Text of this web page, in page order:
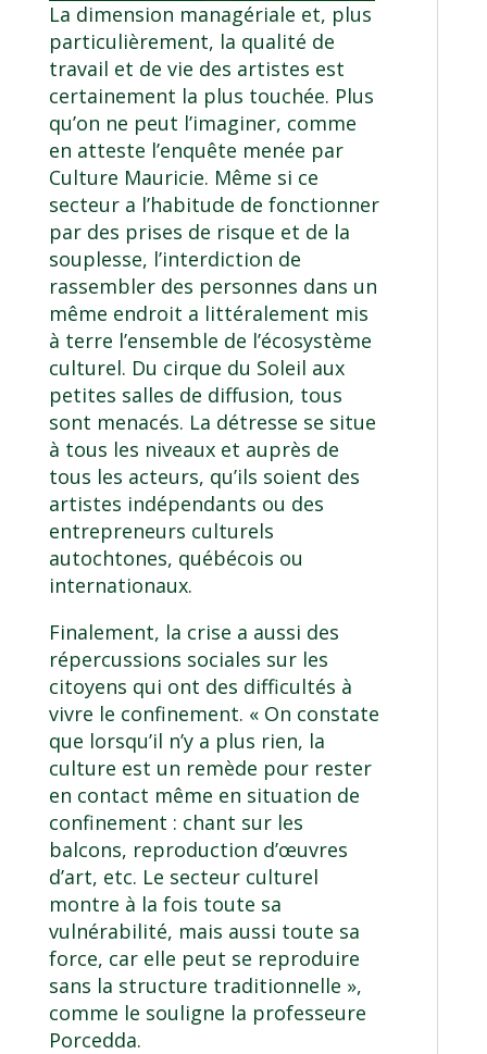
La dimension managériale et, plus
particulièrement, la qualité de
travail et de vie des artistes est
certainement la plus touchée. Plus
qu’on ne peut l’imaginer, comme
en atteste l’enquête menée par
Culture Mauricie. Même si ce
secteur a l’habitude de fonctionner
par des prises de risque et de la
souplesse, l’interdiction de
rassembler des personnes dans un
même endroit a littéralement mis
à terre l’ensemble de l’écosystème
culturel. Du cirque du Soleil aux
petites salles de diffusion, tous
sont menacés. La détresse se situe
à tous les niveaux et auprès de
tous les acteurs, qu’ils soient des
artistes indépendants ou des
entrepreneurs culturels
autochtones, québécois ou
internationaux.
Finalement, la crise a aussi des
répercussions sociales sur les
citoyens qui ont des difficultés à
vivre le confinement. « On constate
que lorsqu’il n’y a plus rien, la
culture est un remède pour rester
en contact même en situation de
confinement : chant sur les
balcons, reproduction d’œuvres
d’art, etc. Le secteur culturel
montre à la fois toute sa
vulnérabilité, mais aussi toute sa
force, car elle peut se reproduire
sans la structure traditionnelle »,
comme le souligne la professeure
Porcedda.